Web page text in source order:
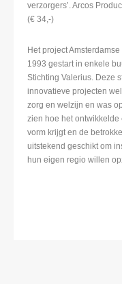
verzorgers’. Arcos
(€ 34,-)
Het project
1993 gestart in enkele
Stichting Valerius. Deze
innovatieve projecten
zorg en welzijn en was
zien hoe het
vorm krijgt en de
uitstekend geschikt om
hun eigen regio willen